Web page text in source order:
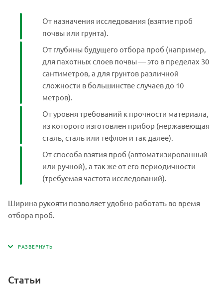
От назначения исследования (взятие проб
почвы или грунта).
От глубины будущего отбора проб (например,
для пахотных слоев почвы — это в пределах 30
сантиметров, а для грунтов различной
сложности в большинстве случаев до 10
метров).
От уровня требований к прочности материала,
из которого изготовлен прибор (нержавеющая
сталь, сталь или тефлон и так далее).
От способа взятия проб (автоматизированный
или ручной), а так же от его периодичности
(требуемая частота исследований).
Ширина рукояти позволяет удобно работать во время
отбора проб.
Статьи